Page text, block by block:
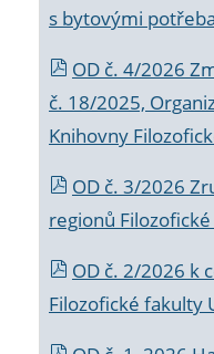
s bytovými
OD č. 4/2026
č. 18/2025,
Knihovny
OD č. 3/2026
regionů
OD č. 2/2026 k
Filozofické fakulty